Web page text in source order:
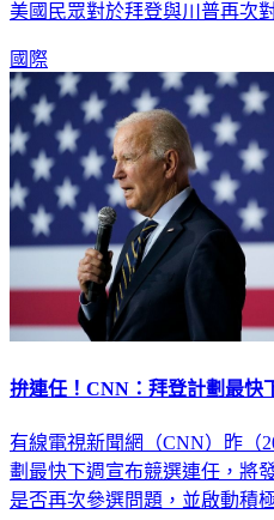
美國民眾對於拜登與川普再次
國際
拚連任！CNN：拜登計劃最快
有線電視新聞網（CNN）昨（
劃最快下週宣布競選連任，將
是否再次參選問題，並啟動積